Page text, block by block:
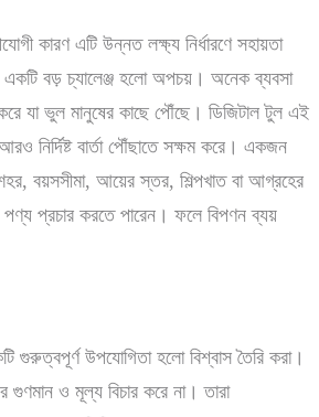
কারণ এটি উন্নত লক্ষ্য নির্ধারণে সহায়তা
একটি বড় চ্যালেঞ্জ হলো অপচয়। অনেক ব্যবসা
যা ভুল মানুষের কাছে পৌঁছে। ডিজিটাল টুল এই
নির্দিষ্ট বার্তা পৌঁছাতে সক্ষম করে। একজন
শহর, বয়সসীমা, আয়ের স্তর, শিল্পখাত বা আগ্রহের
পণ্য প্রচার করতে পারেন। ফলে বিপণন ব্যয়
গুরুত্বপূর্ণ উপযোগিতা হলো বিশ্বাস তৈরি করা।
ও মূল্য বিচার করে না। তারা